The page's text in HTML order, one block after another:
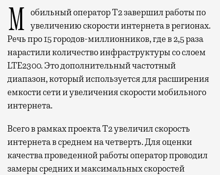
Мобильный оператор Т2 завершил работы по увеличению скорости интернета в регионах.
Речь про 15 городов-миллионников, где в 2,5 раза
нарастили количество инфраструктуры со слоем
LTE2300. Это дополнительный частотный
диапазон, который используется для расширения
емкости сети и увеличения скорости мобильного
интернета.
Всего в рамках проекта Т2 увеличил скорость
интернета в среднем на четверть. Для оценки
качества проведенной работы оператор проводил
замеры средних и максимальных скоростей